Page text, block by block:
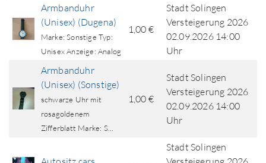
Armbanduhr
(Unisex) (Dugena)
Marke: Sonstige Typ:
Unisex Anzeige: Analog
1,00 €
Stadt Solingen
Versteigerung 2026
02.09.2026 14:00
Uhr
Armbanduhr
(Unisex) (Sonstige)
schwarze Uhr mit
rosagoldenem
Zifferblatt Marke: S...
1,00 €
Stadt Solingen
Versteigerung 2026
02.09.2026 14:00
Uhr
Stadt Solingen